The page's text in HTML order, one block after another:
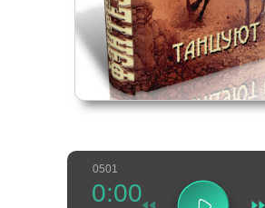
0501
0:00